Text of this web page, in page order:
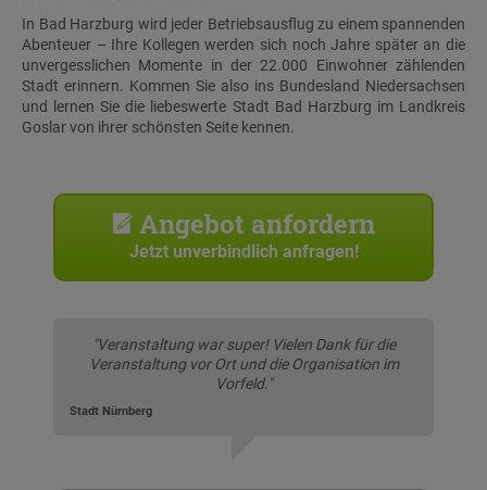
In Bad Harzburg wird jeder Betriebsausflug zu einem spannenden
Abenteuer – Ihre Kollegen werden sich noch Jahre später an die
unvergesslichen Momente in der 22.000 Einwohner zählenden
Stadt erinnern. Kommen Sie also ins Bundesland Niedersachsen
und lernen Sie die liebeswerte Stadt Bad Harzburg im Landkreis
Goslar von ihrer schönsten Seite kennen.
Angebot anfordern
Jetzt unverbindlich anfragen!
"Veranstaltung war super! Vielen Dank für die
Veranstaltung vor Ort und die Organisation im
Vorfeld."
Stadt Nürnberg